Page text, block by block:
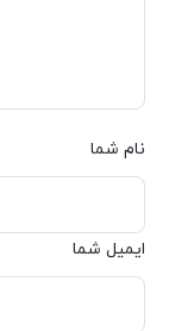
نام شما
ایمیل شما